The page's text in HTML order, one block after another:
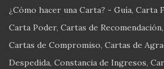
¿Cómo hacer una Carta? - Guía Carta
Carta Poder Cartas de Recomendación
Cartas de Compromiso Cartas de
Despedida Constancia de Ingresos